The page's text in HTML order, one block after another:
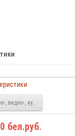
видео-, аудио-аппаратуры)
бел.руб.